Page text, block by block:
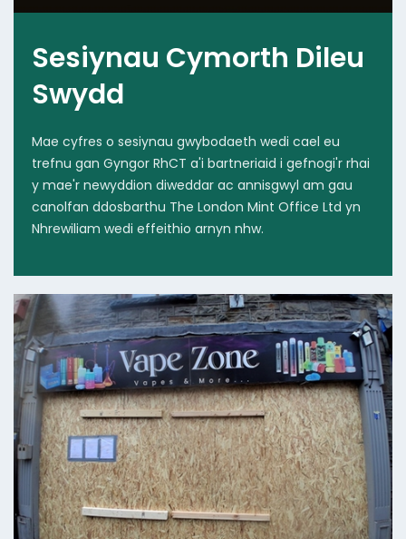
Sesiynau Cymorth Dileu
Swydd
Mae cyfres o sesiynau gwybodaeth wedi cael eu
trefnu gan Gyngor RhCT a'i bartneriaid i gefnogi'r rhai
y mae'r newyddion diweddar ac annisgwyl am gau
canolfan ddosbarthu The London Mint Office Ltd yn
Nhrewiliam wedi effeithio arnyn nhw.